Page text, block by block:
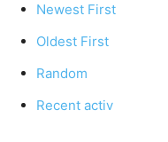
Newest First
Oldest First
Random
Recent activ